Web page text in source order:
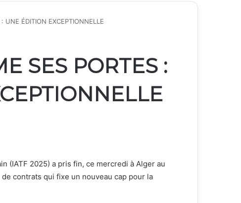
UNE ÉDITION EXCEPTIONNELLE
SES PORTES :
(IATF 2025) a pris fin, ce mercredi à Alger au
contrats qui fixe un nouveau cap pour la